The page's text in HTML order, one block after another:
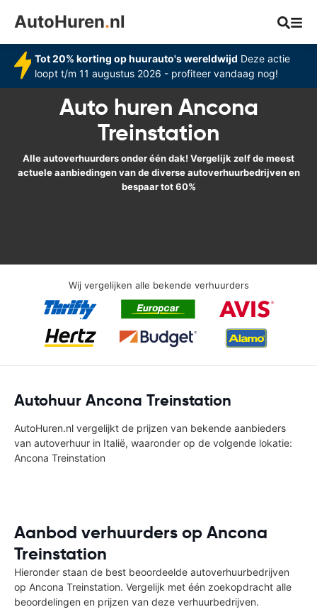
AutoHuren.nl
Tot 20% korting op huurauto's wereldwijd Deze actie
loopt t/m 11 augustus 2026 - profiteer vandaag nog!
Auto huren Ancona
Treinstation
Alle autoverhuurders onder één dak! Vergelijk zelf de meest
actuele aanbiedingen van de diverse autoverhuurbedrijven en
bespaar tot 60%
Wij vergelijken alle bekende verhuurders
Autohuur Ancona Treinstation
AutoHuren.nl vergelijkt de prijzen van bekende aanbieders
van autoverhuur in Italië, waaronder op de volgende lokatie:
Ancona Treinstation
Aanbod verhuurders op Ancona
Treinstation
Hieronder staan de best beoordeelde autoverhuurbedrijven
op Ancona Treinstation. Vergelijk met één zoekopdracht alle
beoordelingen en prijzen van deze verhuurbedrijven.